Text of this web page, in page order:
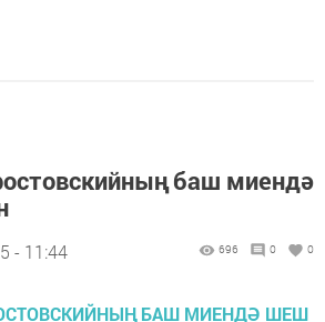
баш миендә
- 11:44 696 0 0